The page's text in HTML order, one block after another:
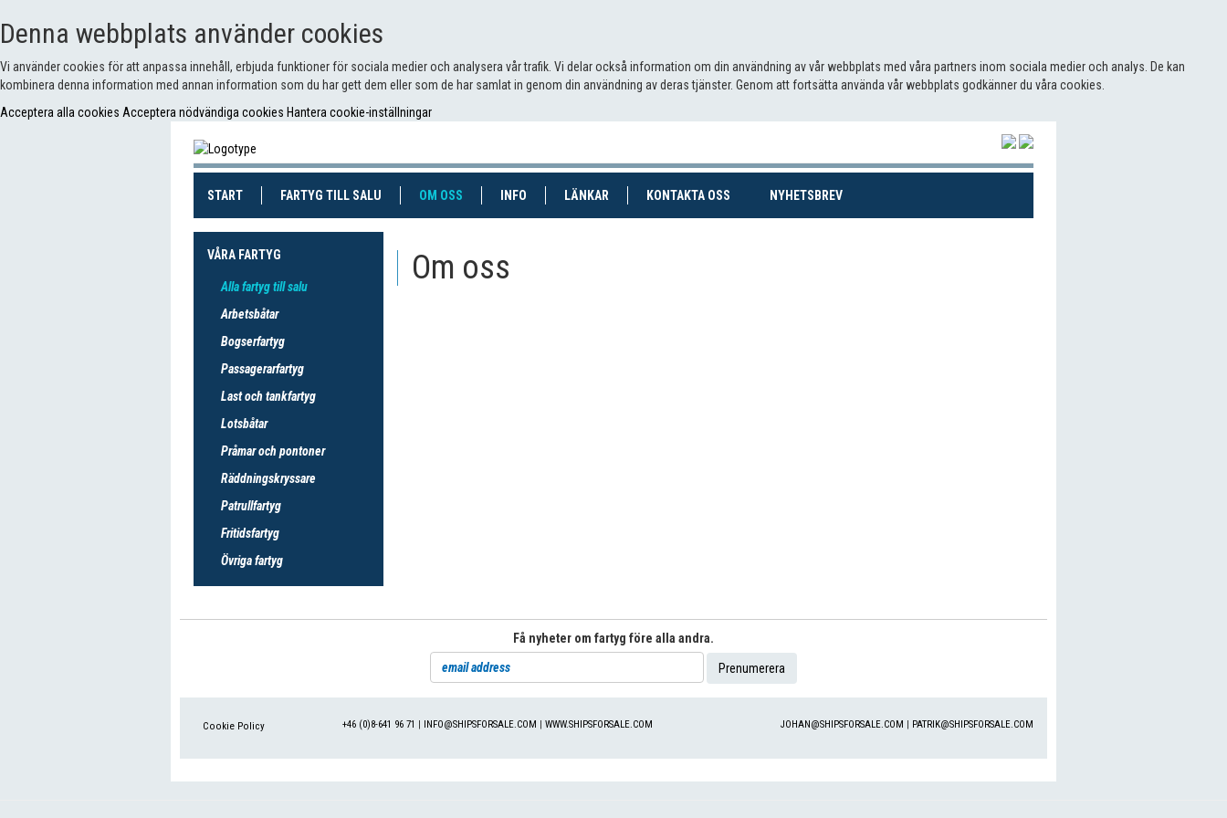
Denna webbplats använder cookies
Vi använder cookies för att anpassa innehåll, erbjuda funktioner för sociala medier och analysera vår trafik. Vi delar också information om din användning av vår webbplats med våra partners inom sociala medier och analys. De kan
kombinera denna information med annan information som du har gett dem eller som de har samlat in genom din användning av deras tjänster. Genom att fortsätta använda vår webbplats godkänner du våra cookies.
Acceptera alla cookies Acceptera nödvändiga cookies Hantera cookie-inställningar
START(CURRENT)FARTYG TILL SALU (CURRENT)OM OSS INFO LÄNKAR KONTAKTA OSS (CURRENT)NYHETSBREV(CURRENT)
VÅRA FARTYG
Alla fartyg till salu
Arbetsbåtar
Bogserfartyg
Passagerarfartyg
Last och tankfartyg
Lotsbåtar
Pråmar och pontoner
Räddningskryssare
Patrullfartyg
Fritidsfartyg
Övriga fartyg
Om oss
Få nyheter om fartyg före alla andra.
Cookie Policy +46 (0)8-641 96 71 INFO@SHIPSFORSALE.COM |WWW.SHIPSFORSALE.COM JOHAN@SHIPSFORSALE.COM PATRIK@SHIPSFORSALE.COM